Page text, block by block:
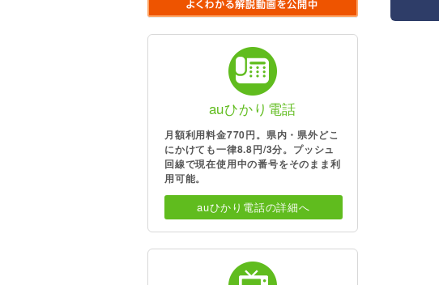
auひかり電話
月額利用料金770円。県内・県外どこ
にかけても一律8.8円/3分。プッシュ
回線で現在使用中の番号をそのまま利
用可能。
auひかり電話の詳細へ